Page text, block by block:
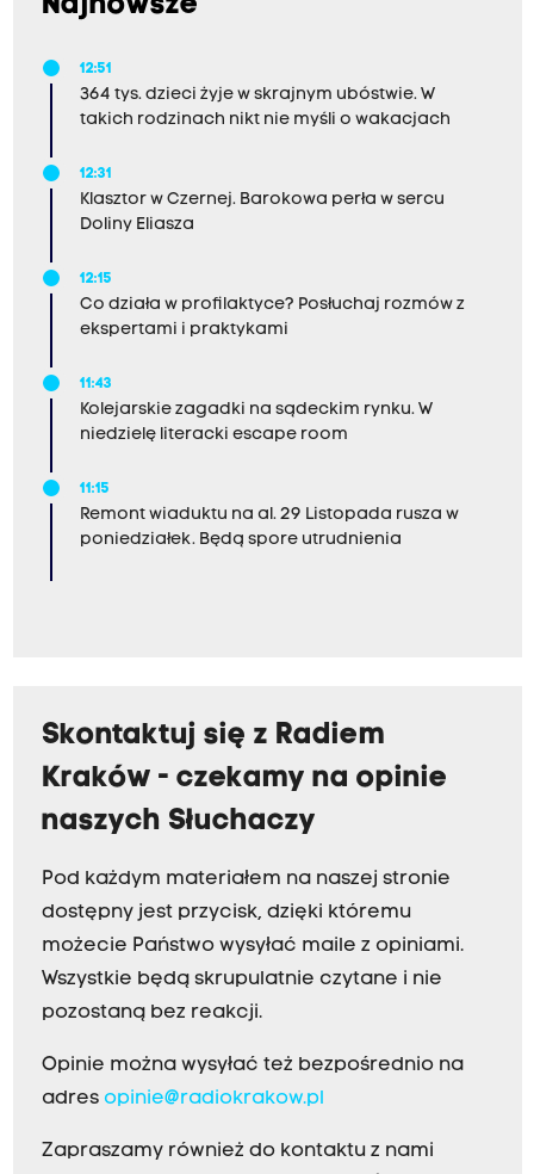
12:51
364 tys. dzieci żyje w skrajnym ubóstwie. W
takich rodzinach nikt nie myśli o wakacjach
12:31
Klasztor w Czernej. Barokowa perła w sercu
Doliny Eliasza
12:15
Co działa w profilaktyce? Posłuchaj rozmów z
ekspertami i praktykami
11:43
Kolejarskie zagadki na sądeckim rynku. W
niedzielę literacki escape room
11:15
Remont wiaduktu na al. 29 Listopada rusza w
poniedziałek. Będą spore utrudnienia
Skontaktuj się z Radiem
Kraków - czekamy na opinie
naszych Słuchaczy
Pod każdym materiałem na naszej stronie
dostępny jest przycisk, dzięki któremu
możecie Państwo wysyłać maile z opiniami.
Wszystkie będą skrupulatnie czytane i nie
pozostaną bez reakcji.
Opinie można wysyłać też bezpośrednio na
adres opinie@radiokrakow.pl
Zapraszamy również do kontaktu z nami